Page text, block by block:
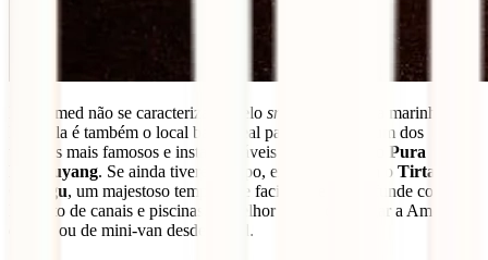
Mas Amed não se caracteriza só pelo snorkeling
e vida marinha.
Esta vila é também o local base ideal para explorares um dos
templos mais famosos e instagramáveis do momento, o Pura
Lempuyang. Se ainda tiveres tempo, explora também o Tirta
Ganggu, um majestoso templo que facilmente se confunde com um
labirinto de canais e piscinas. A melhor forma de chegar a Amed é
de táxi ou de mini-van desde Ubud.